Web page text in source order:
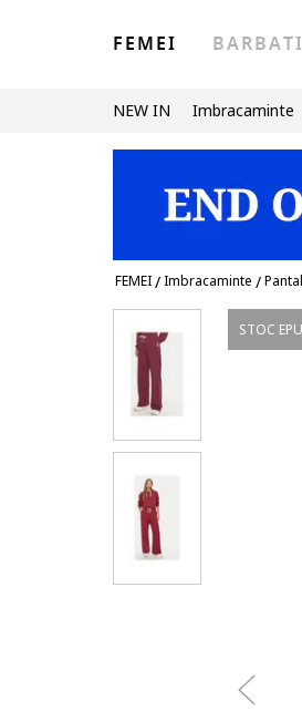
FEMEI BARBATI
NEW IN Imbracaminte
FEMEI/Imbracaminte /
STOC